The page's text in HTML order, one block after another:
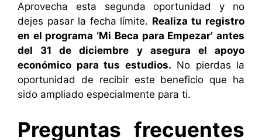
Aprovecha esta segunda oportunidad y no
dejes pasar la fecha límite. Realiza tu registro
en el programa ‘Mi Beca para Empezar’ antes
del 31 de diciembre y asegura el apoyo
económico para tus estudios. No pierdas la
oportunidad de recibir este beneficio que ha
sido ampliado especialmente para ti.
Preguntas frecuentes